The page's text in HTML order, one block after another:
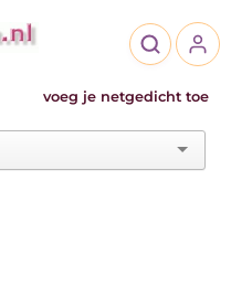
voeg je netgedicht toe